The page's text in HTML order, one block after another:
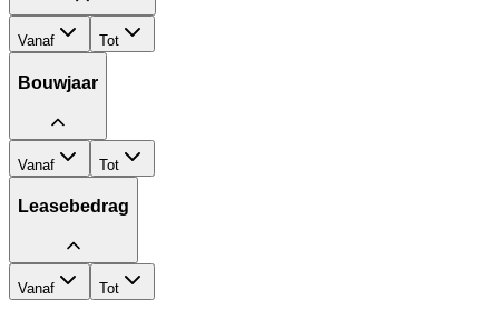
Vanaf Tot
Bouwjaar
Vanaf Tot
Leasebedrag
Vanaf Tot